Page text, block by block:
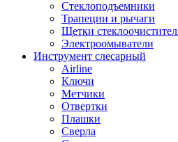
Стеклоподъемники
Трапеции и рычаги
Щетки
Электроомыватели
Инструмент слесарный
Airline
Ключи
Метчики
Отвертки
Плашки
Сверла